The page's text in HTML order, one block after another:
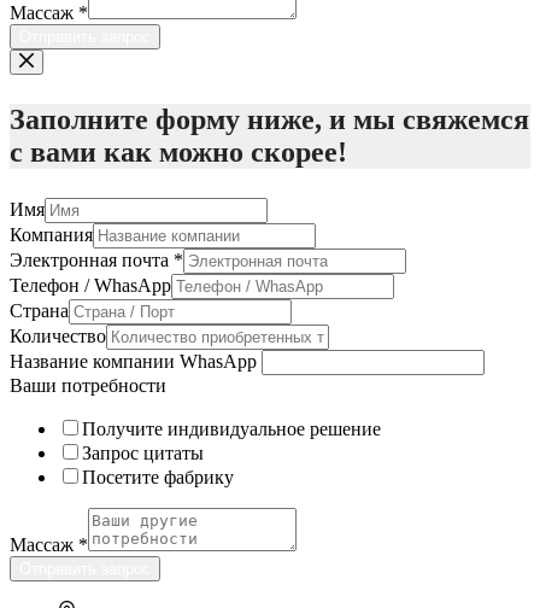
Массаж *
Заполните форму ниже, и мы свяжемся
с вами как можно скорее!
Имя
Компания
Электронная почта *
Телефон / WhasApp
Страна
Количество
Название компании WhasApp
Ваши потребности
Получите индивидуальное решение
Запрос цитаты
Посетите фабрику
Массаж *